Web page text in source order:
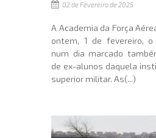
02 de Fevereiro de 2025
A Academia da Força
ontem, 1 de fevereiro, o
num dia marcado
de ex-alunos daquela
superior militar. As(...)